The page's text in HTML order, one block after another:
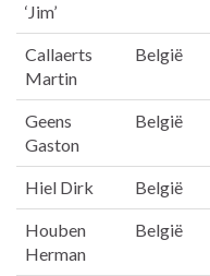
‘Jim’
Callaerts
Martin
België
Geens
Gaston
België
Hiel Dirk België
Houben
Herman
België